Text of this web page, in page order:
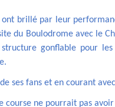
brillé par leur
du Boulodrome avec le
structure gonflable pour
ses fans et en courant
course ne pourrait pas